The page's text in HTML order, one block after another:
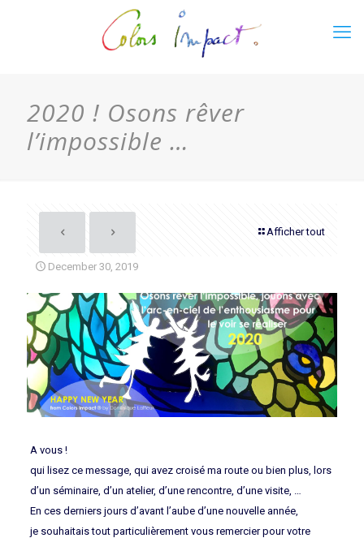
2020 ! Osons rêver
l’impossible …
Afficher tout
December 30, 2019
A vous !
qui lisez ce message, qui avez croisé ma route ou bien plus, lors
d’un séminaire, d’un atelier, d’une rencontre, d’une visite, …
En ces derniers jours d’avant l’aube d’une nouvelle année,
je souhaitais tout particulièrement vous remercier pour votre